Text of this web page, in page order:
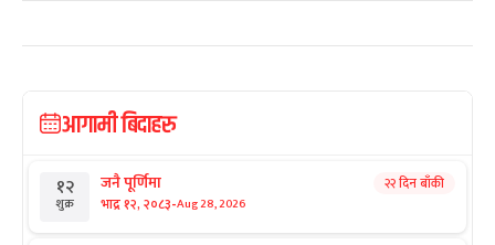
आगामी बिदाहरु
१२
शुक्र
जनै पूर्णिमा
भाद्र १२, २०८३-Aug 28, 2026
२२ दिन बाँकी